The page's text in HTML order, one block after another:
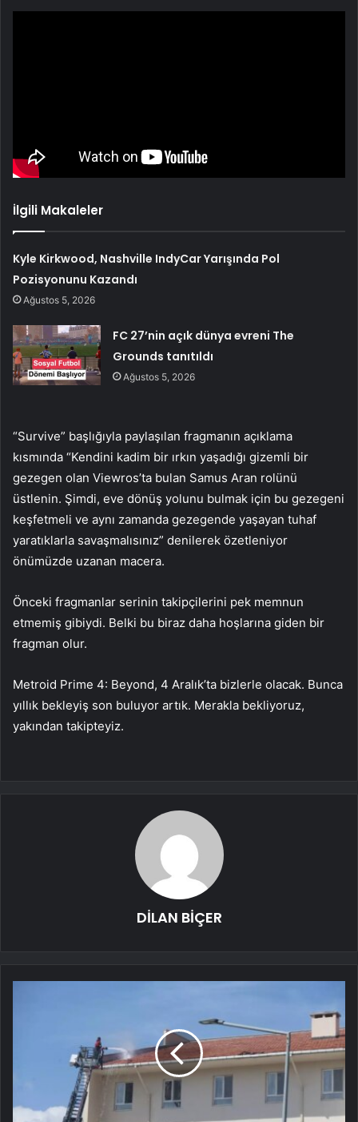
İlgili Makaleler
Kyle Kirkwood, Nashville IndyCar Yarışında Pol
Pozisyonunu Kazandı
Ağustos 5, 2026
FC 27’nin açık dünya evreni The
Grounds tanıtıldı
Ağustos 5, 2026
“Survive” başlığıyla paylaşılan fragmanın açıklama
kısmında “Kendini kadim bir ırkın yaşadığı gizemli bir
gezegen olan Viewros’ta bulan Samus Aran rolünü
üstlenin. Şimdi, eve dönüş yolunu bulmak için bu gezegeni
keşfetmeli ve aynı zamanda gezegende yaşayan tuhaf
yaratıklarla savaşmalısınız” denilerek özetleniyor
önümüzde uzanan macera.
Önceki fragmanlar serinin takipçilerini pek memnun
etmemiş gibiydi. Belki bu biraz daha hoşlarına giden bir
fragman olur.
Metroid Prime 4: Beyond, 4 Aralık’ta bizlerle olacak. Bunca
yıllık bekleyiş son buluyor artık. Merakla bekliyoruz,
yakından takipteyiz.
DİLAN BİÇER